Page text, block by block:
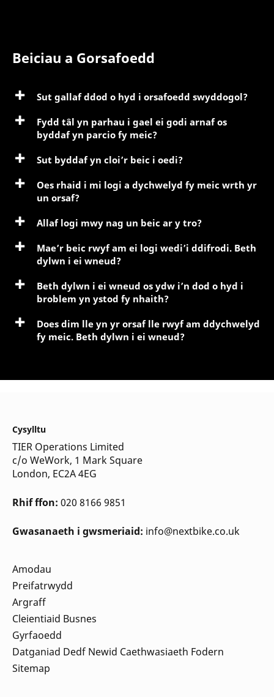
Beiciau a Gorsafoedd
Sut gallaf ddod o hyd i orsafoedd swyddogol?
Fydd tâl yn parhau i gael ei godi arnaf os
byddaf yn parcio fy meic?
Sut byddaf yn cloi’r beic i oedi?
Oes rhaid i mi logi a dychwelyd fy meic wrth yr
un orsaf?
Allaf logi mwy nag un beic ar y tro?
Mae’r beic rwyf am ei logi wedi’i ddifrodi. Beth
dylwn i ei wneud?
Beth dylwn i ei wneud os ydw i’n dod o hyd i
broblem yn ystod fy nhaith?
Does dim lle yn yr orsaf lle rwyf am ddychwelyd
fy meic. Beth dylwn i ei wneud?
Cysylltu
TIER Operations Limited
c/o WeWork, 1 Mark Square
London, EC2A 4EG
Rhif ffon: 020 8166 9851
Gwasanaeth i gwsmeriaid: info@nextbike.co.uk
Amodau
Preifatrwydd
Argraff
Cleientiaid Busnes
Gyrfaoedd
Datganiad Dedf Newid Caethwasiaeth Fodern
Sitemap